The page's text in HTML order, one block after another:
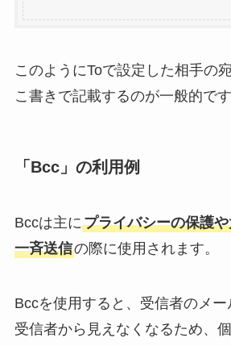
このようにToで設定した相手の
こ書きで記載するのが一般的です
「Bcc」の利用例
Bccは主にプライバシーの保護
一斉送信の際に使用されます。
Bccを使用すると、受信者のメ
受信者から見えなくなるため、